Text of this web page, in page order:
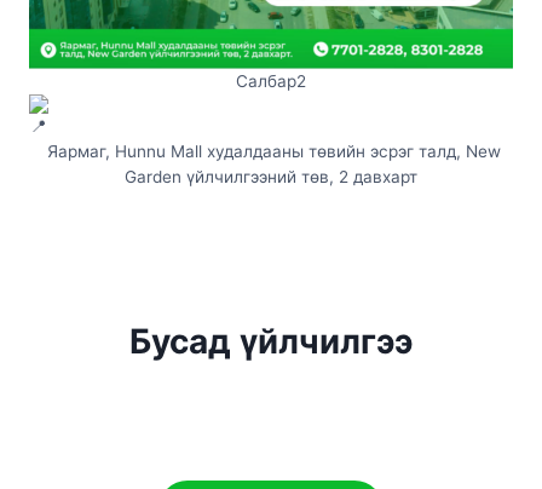
Салбар2
Яармаг, Hunnu Mall худалдааны төвийн эсрэг талд, New
Garden үйлчилгээний төв, 2 давхарт
Бусад үйлчилгээ